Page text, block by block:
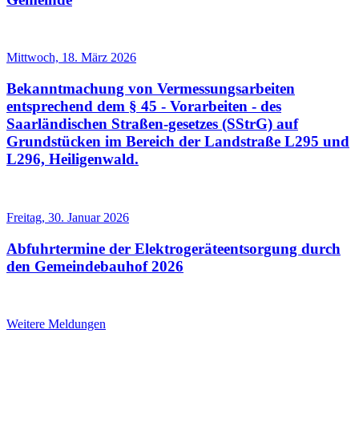
Mittwoch, 18. März 2026
Bekanntmachung von Vermessungsarbeiten
entsprechend dem § 45 - Vorarbeiten - des
Saarländischen Straßen-gesetzes (SStrG) auf
Grundstücken im Bereich der Landstraße L295 und
L296, Heiligenwald.
Freitag, 30. Januar 2026
Abfuhrtermine der Elektrogeräteentsorgung durch
den Gemeindebauhof 2026
Weitere Meldungen